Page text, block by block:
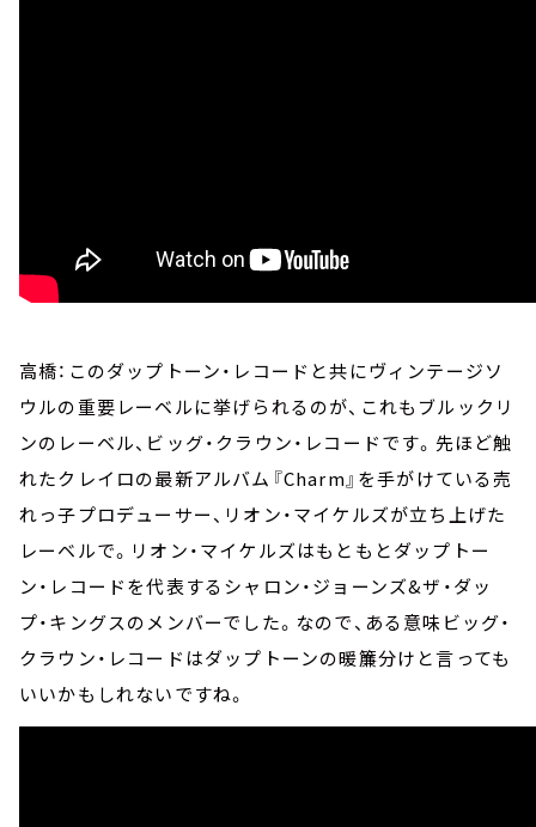
高橋：このダップトーン・レコードと共にヴィンテージソ
ウルの重要レーベルに挙げられるのが、これもブルックリ
ンのレーベル、ビッグ・クラウン・レコードです。先ほど触
れたクレイロの最新アルバム『Charm』を手がけている売
れっ子プロデューサー、リオン・マイケルズが立ち上げた
レーベルで。リオン・マイケルズはもともとダップトー
ン・レコードを代表するシャロン・ジョーンズ&ザ・ダッ
プ・キングスのメンバーでした。なので、ある意味ビッグ・
クラウン・レコードはダップトーンの暖簾分けと言っても
いいかもしれないですね。